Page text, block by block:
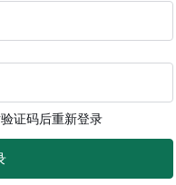
证码后重新登录